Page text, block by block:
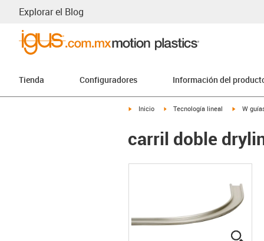
Explorar el Blog
Tienda Configuradores Información del
igus-icon-arrow-right
Inicio igus-icon-arrow-right
Tecnología lineal igus-icon-
W
carril doble